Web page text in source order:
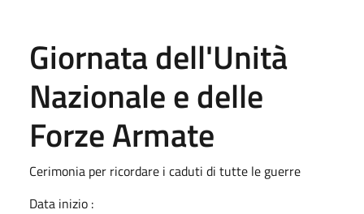
Giornata dell'Unità
Nazionale e delle
Forze Armate
Cerimonia per ricordare i caduti di tutte le guerre
Data inizio :